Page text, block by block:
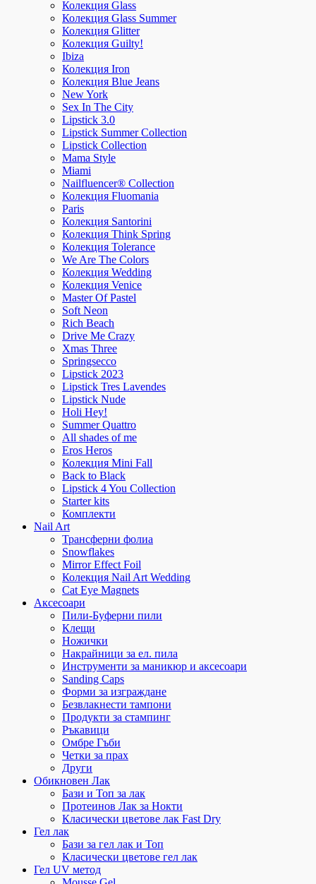
Колекция Glass
Колекция Glass Summer
Колекция Glitter
Колекция Guilty!
Ibiza
Колекция Iron
Колекция Blue Jeans
New York
Sex In The City
Lipstick 3.0
Lipstick Summer Collection
Lipstick Collection
Mama Style
Miami
Nailfluencer® Collection
Колекция Fluomania
Paris
Колекция Santorini
Колекция Think Spring
Колекция Tolerance
We Are The Colors
Колекция Wedding
Колекция Venice
Master Of Pastel
Soft Neon
Rich Beach
Drive Me Crazy
Xmas Three
Springsecco
Lipstick 2023
Lipstick Tres Lavendes
Lipstick Nude
Holi Hey!
Summer Quattro
All shades of me
Eros Heros
Колекция Mini Fall
Back to Black
Lipstick 4 You Collection
Starter kits
Комплекти
Nail Art
Трансферни фолиа
Snowflakes
Mirror Effect Foil
Колекция Nail Art Wedding
Cat Eye Magnets
Аксесоари
Пили-Буферни пили
Клещи
Ножички
Накрайници за ел. пила
Инструменти за маникюр и аксесоари
Sanding Caps
Форми за изграждане
Безвлакнести тампони
Продукти за стампинг
Ръкавици
Омбре Гъби
Четки за прах
Други
Обикновен Лак
Бази и Топ за лак
Протеинов Лак за Нокти
Класически цветове лак Fast Dry
Гел лак
Бази за гел лак и Топ
Класически цветове гел лак
Гел UV метод